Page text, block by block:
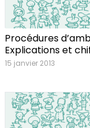
Procédures
Explications et
15 janvier 2013